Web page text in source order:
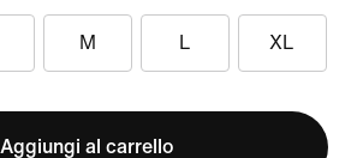
M L XL
Aggiungi al carrello